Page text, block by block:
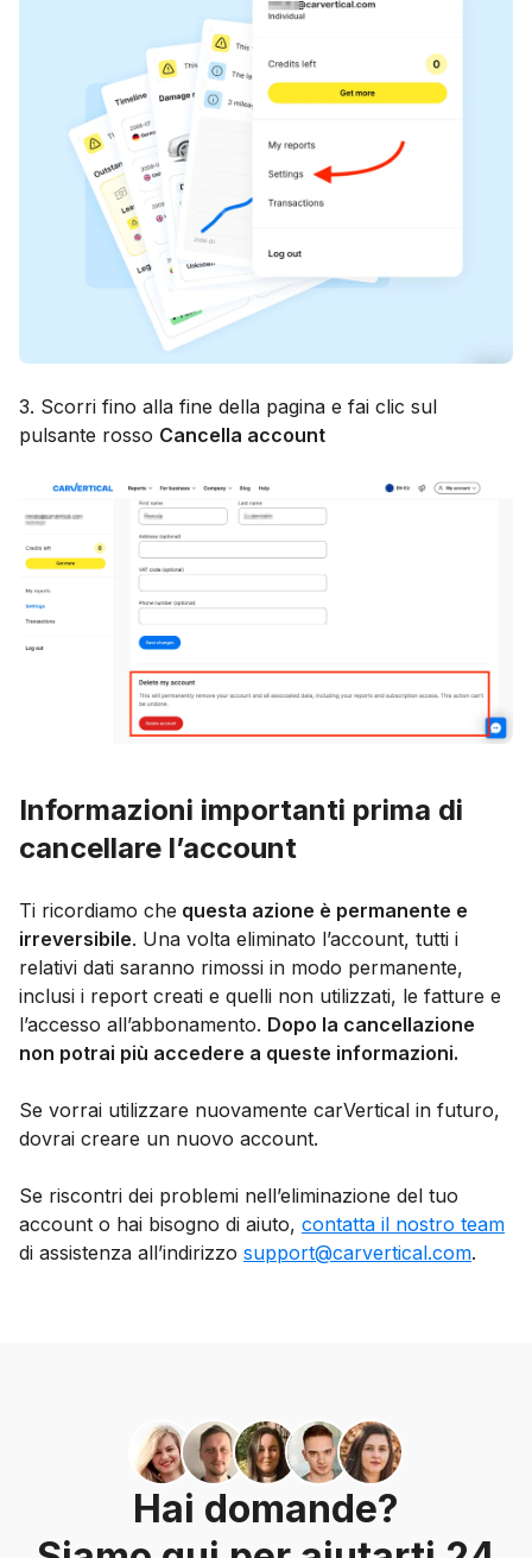
3. Scorri fino alla fine della pagina e fai clic sul
pulsante rosso Cancella account
Informazioni importanti prima di
cancellare l’account
Ti ricordiamo che questa azione è permanente e
irreversibile. Una volta eliminato l’account, tutti i
relativi dati saranno rimossi in modo permanente,
inclusi i report creati e quelli non utilizzati, le fatture e
l’accesso all’abbonamento. Dopo la cancellazione
non potrai più accedere a queste informazioni.
Se vorrai utilizzare nuovamente carVertical in futuro,
dovrai creare un nuovo account.
Se riscontri dei problemi nell’eliminazione del tuo
account o hai bisogno di aiuto, contatta il nostro team
di assistenza all’indirizzo support@carvertical.com.
Hai domande?